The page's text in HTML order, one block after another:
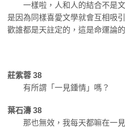
一樣啦，人和人的結合不是文
是因為同樣喜愛文學就會互相吸
歡誰都是天註定的，這是命運論
莊紫蓉 38
有所謂「一見鍾情」嗎？
葉石濤 38
那也無效，我每天都嘛在一見